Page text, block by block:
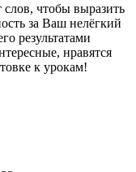
слов, чтобы выразить
за Ваш нелёгкий
результатами
нравятся
к урокам!